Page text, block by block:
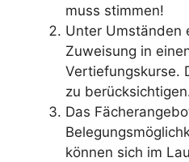
muss stimmen!
Unter Umständen
Zuweisung in
Vertiefungskurse.
zu
Das
können sich im